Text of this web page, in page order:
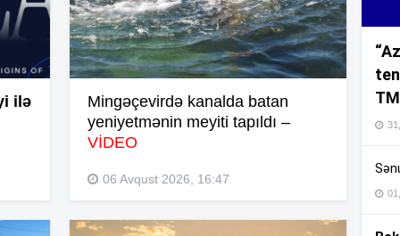
ilə
Mingəçevirdə kanalda batan
yeniyetmənin meyiti tapıldı –
VİDEO
06 Avqust 2026, 16:47